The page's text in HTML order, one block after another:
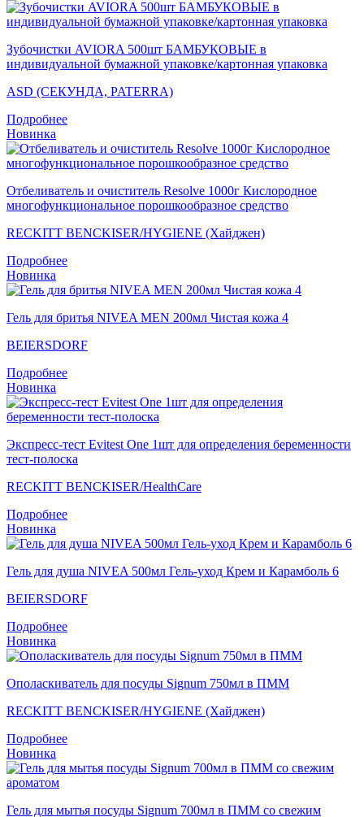
Зубочистки AVIORA 500шт БАМБУКОВЫЕ в
индивидуальной бумажной упаковке/картонная упаковка
ASD (СЕКУНДА, PATERRA)
Подробнее
Новинка
Отбеливатель и очиститель Resolve 1000г Кислородное
многофункциональное порошкообразное средство
RECKITT BENCKISER/HYGIENE (Хайджен)
Подробнее
Новинка
Гель для бритья NIVEA MEN 200мл Чистая кожа 4
BEIERSDORF
Подробнее
Новинка
Экспресс-тест Evitest One 1шт для определения беременности
тест-полоска
RECKITT BENCKISER/НealthСare
Подробнее
Новинка
Гель для душа NIVEA 500мл Гель-уход Крем и Карамболь 6
BEIERSDORF
Подробнее
Новинка
Ополаскиватель для посуды Signum 750мл в ПММ
RECKITT BENCKISER/HYGIENE (Хайджен)
Подробнее
Новинка
Гель для мытья посуды Signum 700мл в ПММ со свежим